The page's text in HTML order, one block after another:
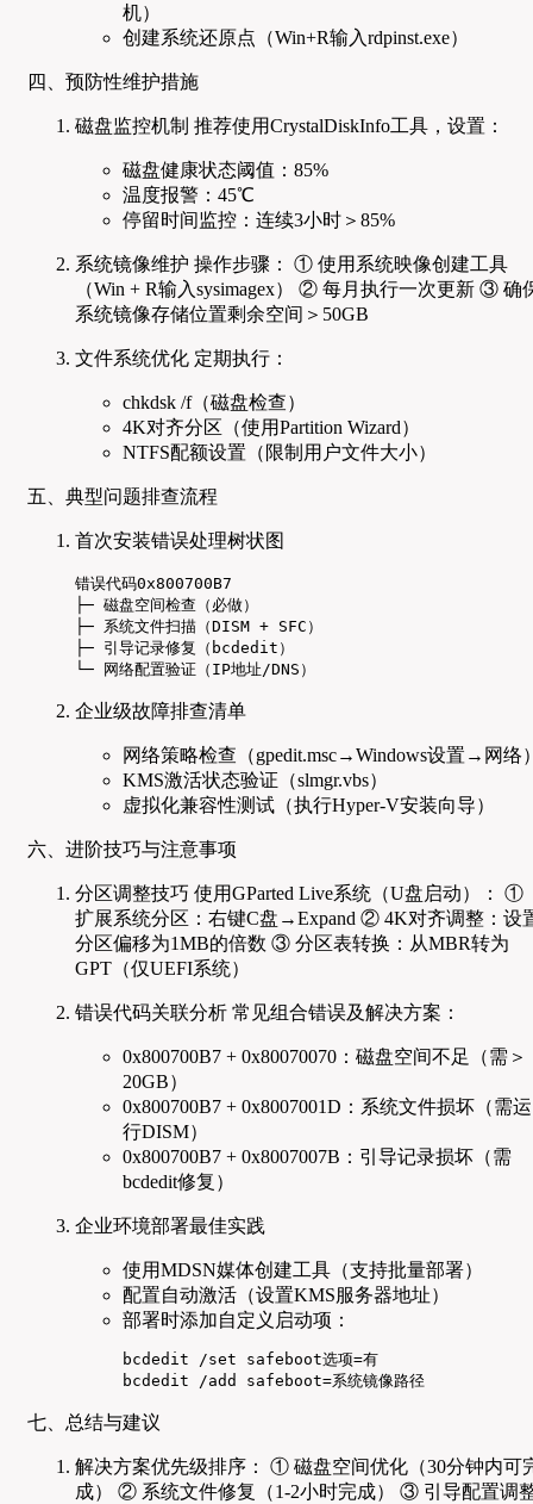
机）
创建系统还原点（Win+R输入rdpinst.exe）
四、预防性维护措施
磁盘监控机制 推荐使用CrystalDiskInfo工具，设置：
磁盘健康状态阈值：85%
温度报警：45℃
停留时间监控：连续3小时＞85%
系统镜像维护 操作步骤： ① 使用系统映像创建工具
（Win + R输入sysimagex） ② 每月执行一次更新 ③ 确
系统镜像存储位置剩余空间＞50GB
文件系统优化 定期执行：
chkdsk /f（磁盘检查）
4K对齐分区（使用Partition Wizard）
NTFS配额设置（限制用户文件大小）
五、典型问题排查流程
首次安装错误处理树状图
错误代码0x800700B7
├─ 磁盘空间检查（必做）
├─ 系统文件扫描（DISM + SFC）
├─ 引导记录修复（bcdedit）
└─ 网络配置验证（IP地址/DNS）
企业级故障排查清单
网络策略检查（gpedit.msc→Windows设置→网络
KMS激活状态验证（slmgr.vbs）
虚拟化兼容性测试（执行Hyper-V安装向导）
六、进阶技巧与注意事项
分区调整技巧 使用GParted Live系统（U盘启动）： ①
扩展系统分区：右键C盘→Expand ② 4K对齐调整：设
分区偏移为1MB的倍数 ③ 分区表转换：从MBR转为
GPT（仅UEFI系统）
错误代码关联分析 常见组合错误及解决方案：
0x800700B7 + 0x80070070：磁盘空间不足（需＞
20GB）
0x800700B7 + 0x8007001D：系统文件损坏（需运
行DISM）
0x800700B7 + 0x8007007B：引导记录损坏（需
bcdedit修复）
企业环境部署最佳实践
使用MDSN媒体创建工具（支持批量部署）
配置自动激活（设置KMS服务器地址）
部署时添加自定义启动项：
bcdedit /set safeboot选项=有
bcdedit /add safeboot=系统镜像路径
七、总结与建议
解决方案优先级排序： ① 磁盘空间优化（30分钟内可
成） ② 系统文件修复（1-2小时完成） ③ 引导配置调